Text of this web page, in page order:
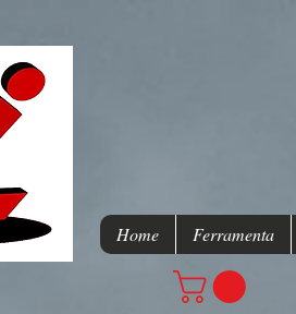
Home Ferramenta